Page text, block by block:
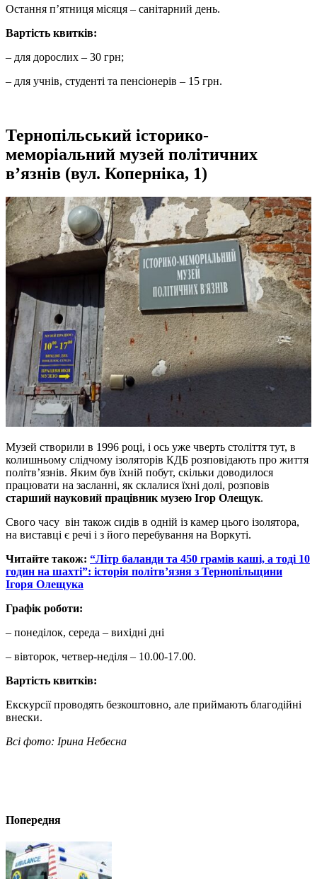
Остання п’ятниця місяця – санітарний день.
Вартість квитків:
– для дорослих – 30 грн;
– для учнів, студенті та пенсіонерів – 15 грн.
Тернопільський історико-
меморіальний музей політичних
в’язнів (вул. Коперніка, 1)
Музей створили в 1996 році, і ось уже чверть століття тут, в
колишньому слідчому ізоляторів КДБ розповідають про життя
політв’язнів. Яким був їхній побут, скільки доводилося
працювати на засланні, як склалися їхні долі, розповів
старший науковий працівник музею Ігор Олещук.
Свого часу він також сидів в одній із камер цього ізолятора,
на виставці є речі і з його перебування на Воркуті.
Читайте також: “Літр баланди та 450 грамів каші, а тоді 10
годин на шахті”: історія політв’язня з Тернопільщини
Ігоря Олещука
Графік роботи:
– понеділок, середа – вихідні дні
– вівторок, четвер-неділя – 10.00-17.00.
Вартість квитків:
Екскурсії проводять безкоштовно, але приймають благодійні
внески.
Всі фото: Ірина Небесна
Попередня